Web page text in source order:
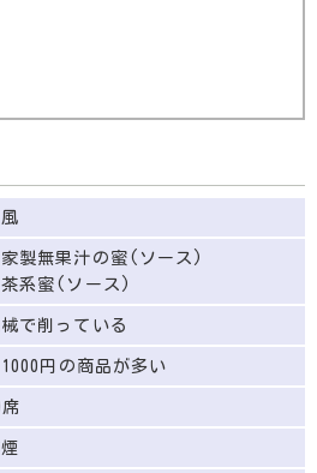
家製無果汁の蜜(ソース)
茶系蜜(ソース)
で削っている
円の商品が多い